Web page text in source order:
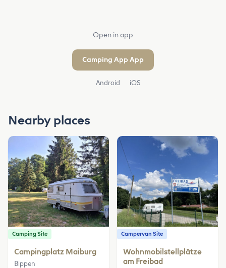
Open in app
Camping App App
Android iOS
Nearby places
Camping Site
Campingplatz Maiburg
Bippen
Campervan Site
Wohnmobilstellplätze
am Freibad